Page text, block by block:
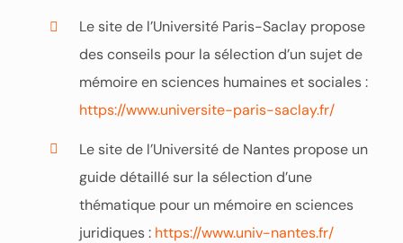
Le site de l’Université Paris-Saclay propose
des conseils pour la sélection d’un sujet de
mémoire en sciences humaines et sociales :
https://www.universite-paris-saclay.fr/
Le site de l’Université de Nantes propose un
guide détaillé sur la sélection d’une
thématique pour un mémoire en sciences
juridiques : https://www.univ-nantes.fr/